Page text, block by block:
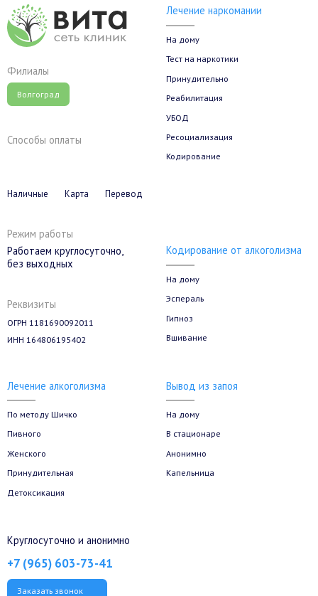
Филиалы
Волгоград
Способы оплаты
Наличные Карта Перевод
Режим работы
Работаем круглосуточно,
без выходных
Реквизиты
ОГРН 1181690092011
ИНН 164806195402
Лечение наркомании
На дому
Тест на наркотики
Принудительно
Реабилитация
УБОД
Ресоциализация
Кодирование
Кодирование от алкоголизма
На дому
Эспераль
Гипноз
Вшивание
Лечение алкоголизма
По методу Шичко
Пивного
Женского
Принудительная
Детоксикация
Вывод из запоя
На дому
В стационаре
Анонимно
Капельница
Круглосуточно и анонимно
+7 (965) 603-73-41
Заказать звонок